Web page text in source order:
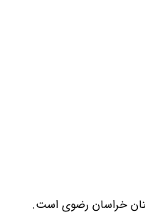
خراسان رضوی است.